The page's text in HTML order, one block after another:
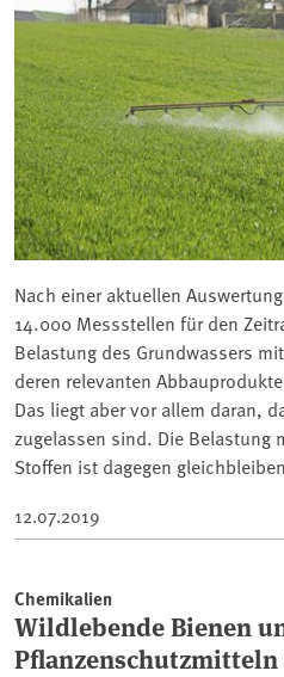
Nach einer aktuellen
14.000 Messstellen für den
Belastung des Grundwassers
deren relevanten
Das liegt aber vor allem daran,
zugelassen sind. Die Belastung
Stoffen ist dagegen
12.07.2019
Chemikalien
Wildlebende Bienen
Pflanzenschutzmitteln